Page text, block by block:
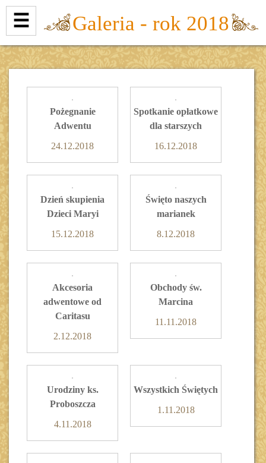
☰ Galeria - rok 2018
Pożegnanie
Adwentu
24.12.2018
Spotkanie opłatkowe
dla starszych
16.12.2018
Dzień skupienia
Dzieci Maryi
15.12.2018
Święto naszych
marianek
8.12.2018
Akcesoria
adwentowe od
Caritasu
2.12.2018
Obchody św.
Marcina
11.11.2018
Urodziny ks.
Proboszcza
4.11.2018
Wszystkich Świętych
1.11.2018